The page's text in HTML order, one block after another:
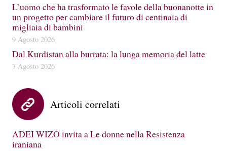
L’uomo che ha trasformato le favole della buonanotte in
un progetto per cambiare il futuro di centinaia di
migliaia di bambini
9 Agosto 2026
Dal Kurdistan alla burrata: la lunga memoria del latte
7 Agosto 2026
Articoli correlati
ADEI WIZO invita a Le donne nella Resistenza
iraniana